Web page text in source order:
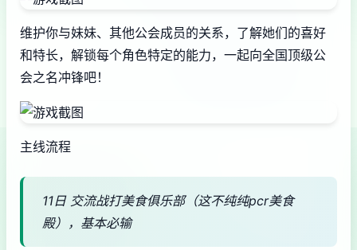
维护你与妹妹、其他公会成员的关系，了解她们的喜好
和特长，解锁每个角色特定的能力，一起向全国顶级公
会之名冲锋吧！
主线流程
11日 交流战打美食俱乐部（这不纯纯pcr美食
殿），基本必输